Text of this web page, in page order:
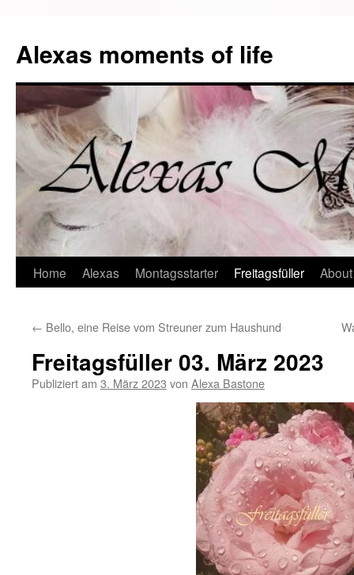
Alexas moments of life
Zum
springen
Home Alexas Montagsstarter Freitagsfüller
← Bello, eine Reise vom Streuner zum Haushund
Freitagsfüller 03. März 2023
Publiziert am 3. März 2023 von Alexa Bastone